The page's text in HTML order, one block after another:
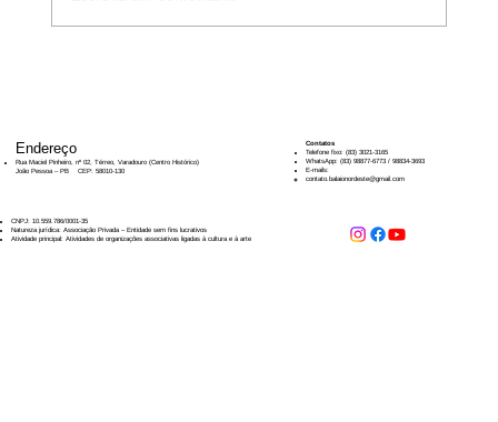
Endereço
Rua Maciel Pinheiro, nº 02, Térreo, Varadouro (Centro Histórico)
João Pessoa – PB CEP: 58010-130
​​Contatos
Telefone fixo: (83) 3021-3165
WhatsApp: (83) 98877-6773 / 98834-3693
E-mails:
contato.balaionordeste@gmail.com
CNPJ: 10.559.786/0001-35
Natureza jurídica: Associação Privada – Entidade sem fins lucrativos
Atividade principal: Atividades de organizações associativas ligadas à cultura e à arte